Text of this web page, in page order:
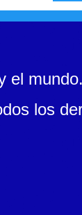
el mundo.
los